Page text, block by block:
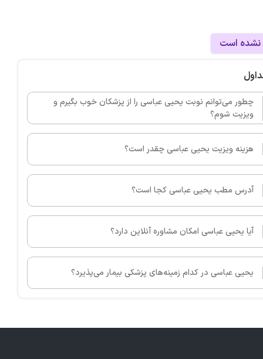
نشده است
چطور می‌توانم نوبت یحیی عباسی را از پزشکان خوب بگیرم و
ویزیت شوم؟
هزینه ویزیت یحیی عباسی چقدر است؟
آدرس مطب یحیی عباسی کجا است؟
آیا یحیی عباسی امکان مشاوره آنلاین دارد؟
یحیی عباسی در کدام زمینه‌های پزشکی بیمار می‌پذیرد؟